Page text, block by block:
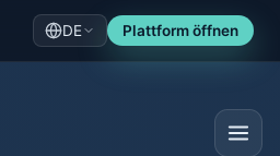
DE Plattform öffnen